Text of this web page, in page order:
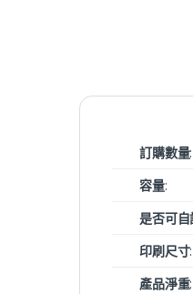
訂購數量:
容量:
是否可自
印刷尺寸:
產品淨重: